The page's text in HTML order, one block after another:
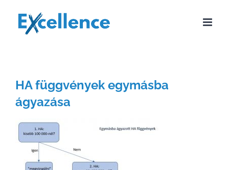
HA függvények egymásba
ágyazása